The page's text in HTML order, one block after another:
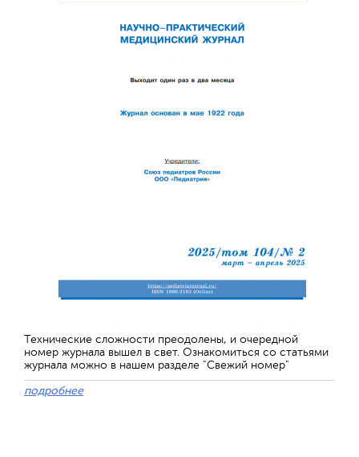
Технические сложности преодолены, и очередной
номер журнала вышел в свет. Ознакомиться со статьями
журнала можно в нашем разделе "Свежий номер"
подробнее